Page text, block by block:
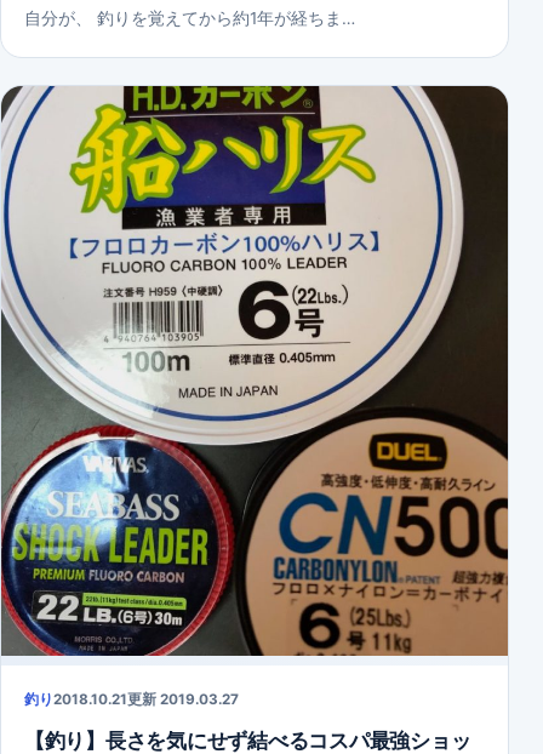
自分が、 釣りを覚えてから約1年が経ちま…
釣り2018.10.21更新 2019.03.27
【釣り】長さを気にせず結べるコスパ最強ショッ